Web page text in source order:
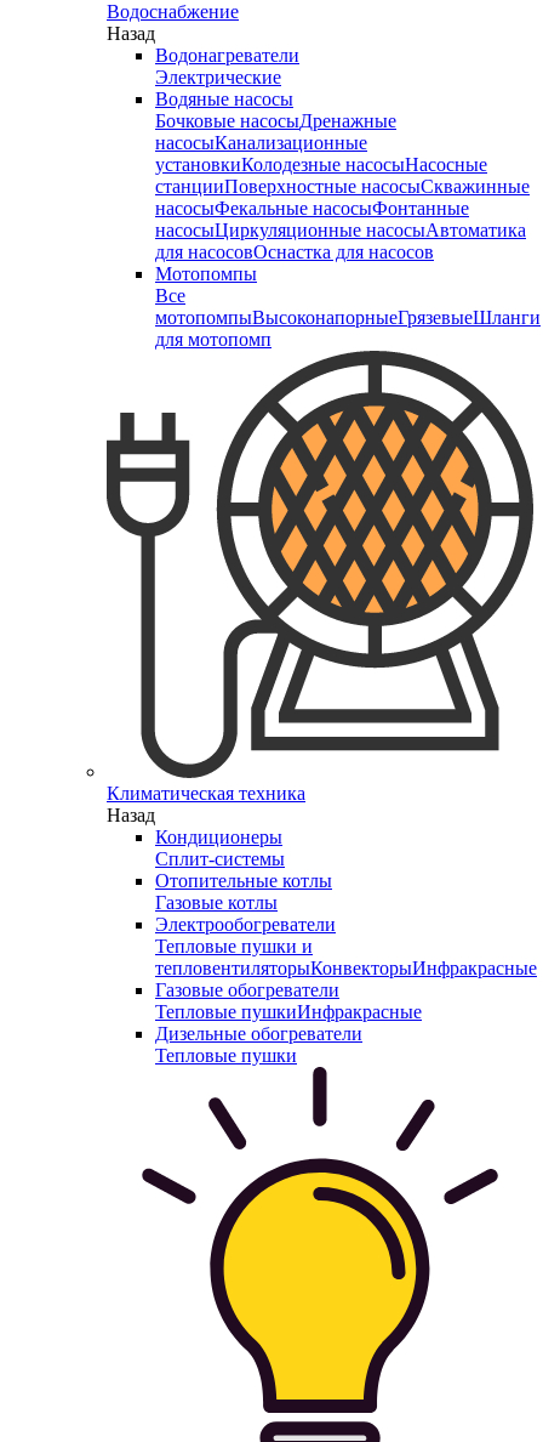
Водоснабжение
Назад
Водонагреватели
Электрические
Водяные насосы
Бочковые насосыДренажные
насосыКанализационные
установкиКолодезные насосыНасосные
станцииПоверхностные насосыСкважинные
насосыФекальные насосыФонтанные
насосыЦиркуляционные насосыАвтоматика
для насосовОснастка для насосов
Мотопомпы
Все
мотопомпыВысоконапорныеГрязевыеШланги
для мотопомп
Климатическая техника
Назад
Кондиционеры
Сплит-системы
Отопительные котлы
Газовые котлы
Электрообогреватели
Тепловые пушки и
тепловентиляторыКонвекторыИнфракрасные
Газовые обогреватели
Тепловые пушкиИнфракрасные
Дизельные обогреватели
Тепловые пушки